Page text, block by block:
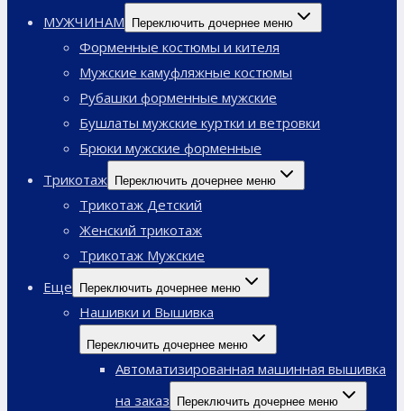
МУЖЧИНАМ
Переключить дочернее меню
Форменные костюмы и кителя
Мужские камуфляжные костюмы
Рубашки форменные мужские
Бушлаты мужские куртки и ветровки
Брюки мужские форменные
Трикотаж
Переключить дочернее меню
Трикотаж Детский
Женский трикотаж
Трикотаж Мужские
Еще
Переключить дочернее меню
Нашивки и Вышивка
Переключить дочернее меню
Автоматизированная машинная вышивка
на заказ
Переключить дочернее меню